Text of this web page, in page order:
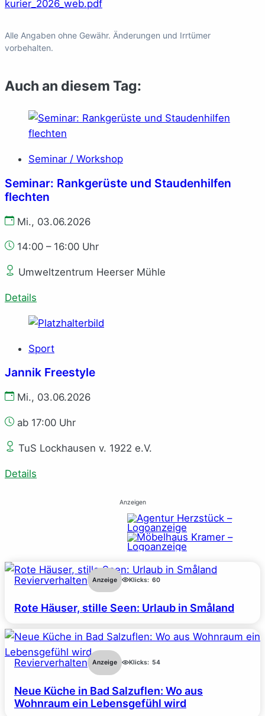
kurier_2026_web.pdf
Alle Angaben ohne Gewähr. Änderungen und Irrtümer
vorbehalten.
Auch an diesem Tag:
Seminar / Workshop
Seminar: Rankgerüste und Staudenhilfen
flechten
Mi., 03.06.2026
14:00 – 16:00 Uhr
Umweltzentrum Heerser Mühle
Details
Sport
Jannik Freestyle
Mi., 03.06.2026
ab 17:00 Uhr
TuS Lockhausen v. 1922 e.V.‎
Details
Anzeigen
Revierverhalten Anzeige Klicks: 60
Rote Häuser, stille Seen: Urlaub in Småland
Revierverhalten Anzeige Klicks: 54
Neue Küche in Bad Salzuflen: Wo aus
Wohnraum ein Lebensgefühl wird